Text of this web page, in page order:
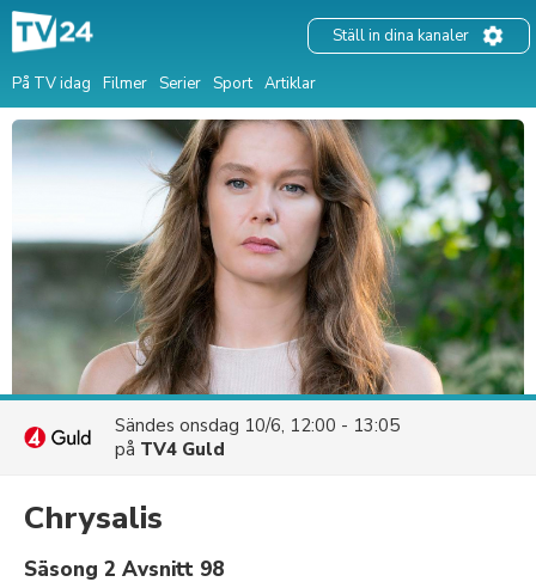
På TV idag Filmer Serier Sport Artiklar
Ställ in dina kanaler
Sändes onsdag 10/6, 12:00 - 13:05
på TV4 Guld
Chrysalis
Säsong 2 Avsnitt 98